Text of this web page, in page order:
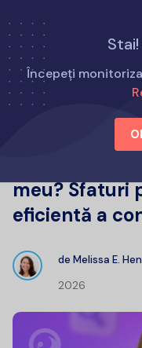
Începeți
Acasă
Sfaturi pentru
Discord este sigur
monitorizarea
meu? Sfaturi
eficientă a
de Melissa E.
2026